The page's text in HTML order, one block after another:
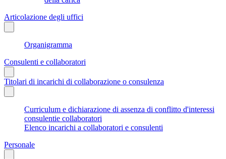
Articolazione degli uffici
Organigramma
Consulenti e collaboratori
Titolari di incarichi di collaborazione o consulenza
Curriculum e dichiarazione di assenza di conflitto d'interessi
consulentie collaboratori
Elenco incarichi a collaboratori e consulenti
Personale